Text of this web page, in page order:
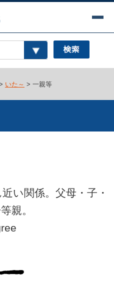
いた～ > 一親等
い関係。父母・子・
親。